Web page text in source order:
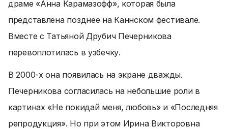
драме «Анна Карамазофф», которая была
представлена позднее на Каннском фестивале.
Вместе с Татьяной Друбич Печерникова
перевоплотилась в узбечку.
В 2000-х она появилась на экране дважды.
Печерникова согласилась на небольшие роли в
картинах «Не покидай меня, любовь» и «Последняя
репродукция». Но при этом Ирина Викторовна